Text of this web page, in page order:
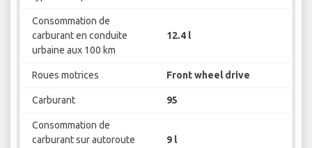
Consommation de
carburant en conduite
urbaine aux 100 km
12.4 l
Roues motrices Front wheel drive
Carburant 95
Consommation de
carburant sur autoroute
9 l